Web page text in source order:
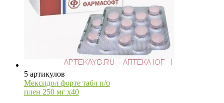
5 артикулов
Мексидол форте табл п/о
плен 250 мг х40